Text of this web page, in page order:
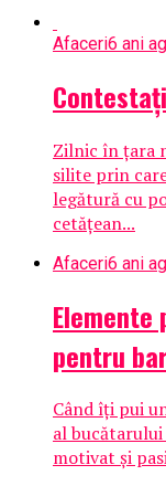
Afaceri6 ani
Zilnic în țara
silite prin
legătură cu
cetățean...
Afaceri6 ani
pentru
Când îți pui
al
motivat și